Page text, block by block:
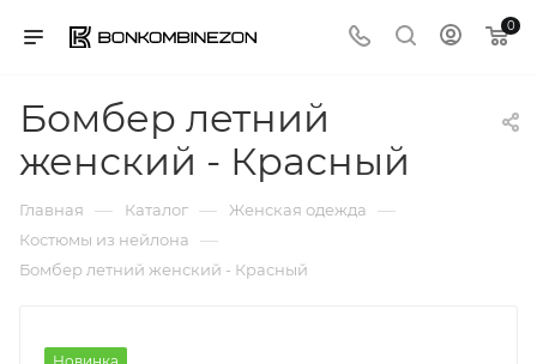
0
Бомбер летний
женский - Красный
Главная — Каталог — Женская одежда —
Костюмы из нейлона —
Бомбер летний женский - Красный